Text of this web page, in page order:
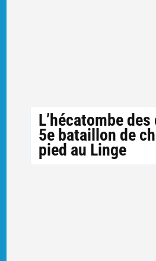
L’hécatombe
5e bataillon de
pied au Linge